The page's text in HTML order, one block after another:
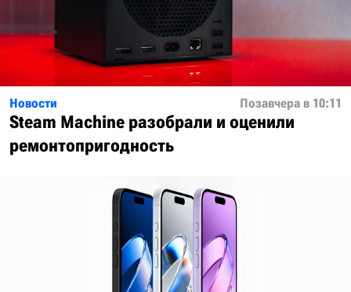
Новости Позавчера в 10:11
Steam Machine разобрали и оценили
ремонтопригодность